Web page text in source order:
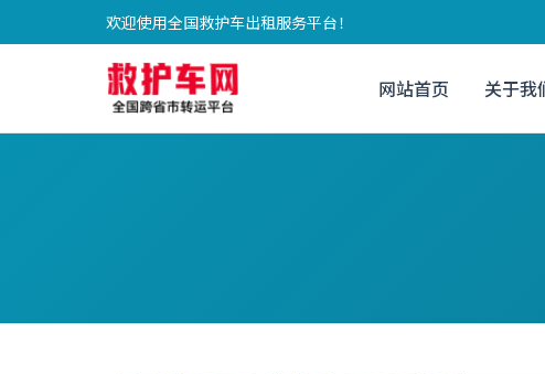
欢迎使用全国救护车出租服务平台！
网站首页 关于我